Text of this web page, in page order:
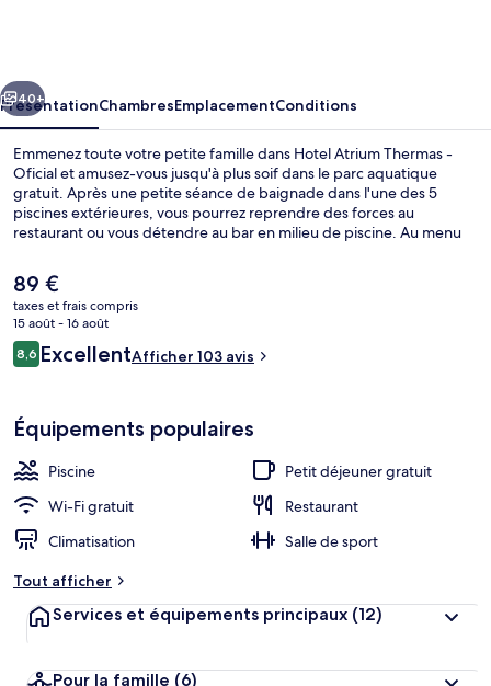
Oficial
Suivant
40+
PrésentationChambresEmplacementConditions
Emmenez toute votre petite famille dans Hotel Atrium Thermas -
Oficial et amusez-vous jusqu'à plus soif dans le parc aquatique
gratuit. Après une petite séance de baignade dans l'une des 5
piscines extérieures, vous pourrez reprendre des forces au
restaurant ou vous détendre au bar en milieu de piscine. Au menu
une salle de fitness et un hammam. Sympa non ?
Le
prix
actuel
est
de
89 €
taxes et frais compris
15 août - 16 août
Avis
voyageurs
8,68,6 sur 10
ExcellentAfficher 103 avis
Équipements populaires
Piscine
Petit déjeuner gratuit
Wi-Fi gratuit
Restaurant
Climatisation
Salle de sport
Tout afficher
Services et équipements principaux (12)
Pour la famille (6)